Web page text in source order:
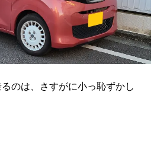
のは、さすがに小っ恥ずかし